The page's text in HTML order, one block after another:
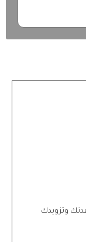
وتزويدك